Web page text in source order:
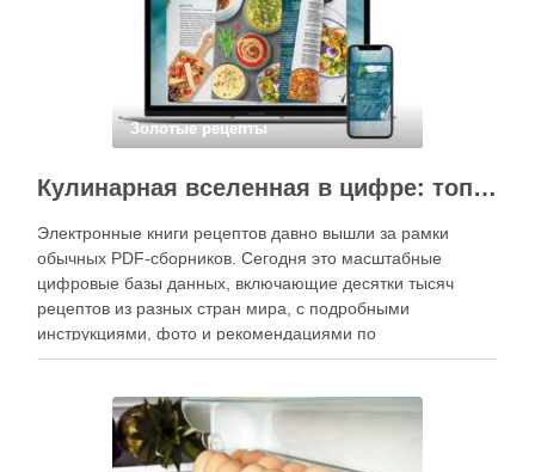
Золотые рецепты
Кулинарная вселенная в цифре: топ-3 самых больших электронных книг рецептов
Электронные книги рецептов давно вышли за рамки
обычных PDF-сборников. Сегодня это масштабные
цифровые базы данных, включающие десятки тысяч
рецептов из разных стран мира, с подробными
инструкциями, фото и рекомендациями по
приготовлению. В отличие от печатных изданий,
контент, расширять коллекции блюд и добавлять новые
функции. Ниже …